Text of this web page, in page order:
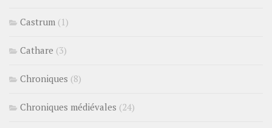
Castrum (1)
Cathare (3)
Chroniques (8)
Chroniques médiévales (24)